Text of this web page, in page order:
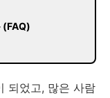
(FAQ)
되었고, 많은 사람